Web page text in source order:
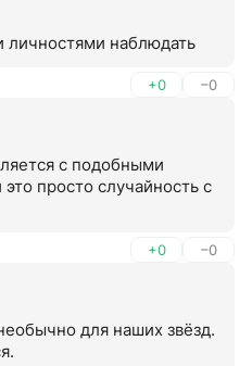
личностями наблюдать
+0 –0
с подобными
просто случайность с
+0 –0
для наших звёзд.